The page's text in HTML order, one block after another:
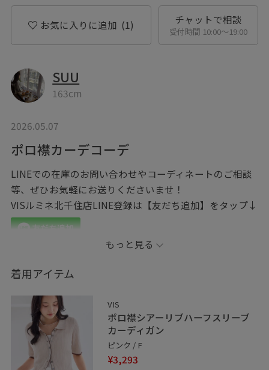
お気に入りに追加 (1) チャットで相談
受付時間 10:00〜19:00
SUU
163cm
2026.05.07
ポロ襟カーデコーデ
LINEでの在庫のお問い合わせやコーディネートのご相談
等、ぜひお気軽にお送りくださいませ！
VISルミネ北千住店LINE登録は【友だち追加】をタップ↓
お気に入りのshop、staff、stylingは ♡を押していただ
ければ【お気に入り】から すぐにご覧いただけます！
もっと見る
着用アイテム
VIS
ポロ襟シアーリブハーフスリーブ
カーディガン
ピンク / F
¥3,293